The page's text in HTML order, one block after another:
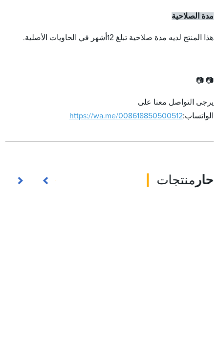
مدة الصلاحية
هذا المنتج لديه مدة صلاحية تبلغ 1 2 أشهر في الحاويات الأصلية.
📷 📷
يرجى التواصل معنا على
الواتساب:https://wa.me/008618850500512
حار منتجات